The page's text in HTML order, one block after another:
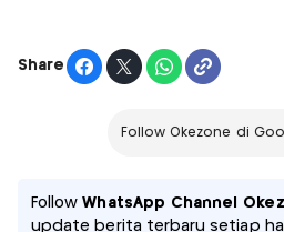
Share
Follow Okezone di
FollowWhatsApp Channel
update berita terbaru setiap